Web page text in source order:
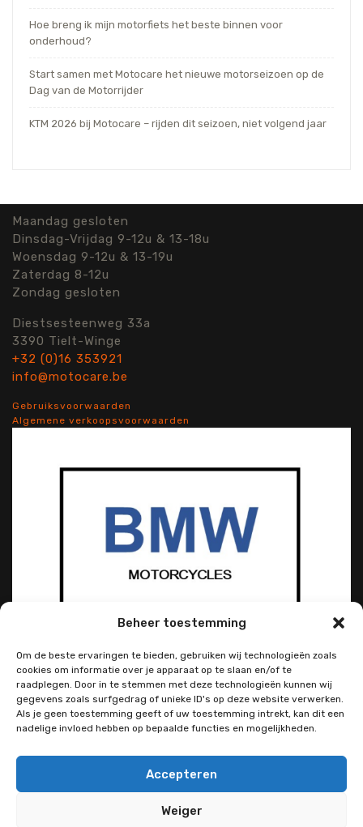
Beheer toestemming
Om de beste ervaringen te bieden, gebruiken wij technologieën zoals
cookies om informatie over je apparaat op te slaan en/of te
raadplegen. Door in te stemmen met deze technologieën kunnen wij
gegevens zoals surfgedrag of unieke ID's op deze website verwerken.
Als je geen toestemming geeft of uw toestemming intrekt, kan dit een
nadelige invloed hebben op bepaalde functies en mogelijkheden.
Accepteren
Weiger
Hoe breng ik mijn motorfiets het beste binnen voor
onderhoud?
Start samen met Motocare het nieuwe motorseizoen op de
Dag van de Motorrijder
KTM 2026 bij Motocare – rijden dit seizoen, niet volgend jaar
Maandag gesloten
Dinsdag-Vrijdag 9-12u & 13-18u
Woensdag 9-12u & 13-19u
Zaterdag 8-12u
Zondag gesloten
Diestsesteenweg 33a
3390 Tielt-Winge
+32 (0)16 353921
info@motocare.be
Gebruiksvoorwaarden
Algemene verkoopsvoorwaarden